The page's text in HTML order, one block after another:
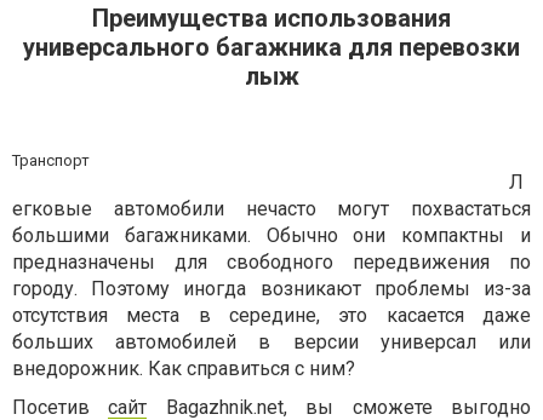
Преимущества использования
универсального багажника для перевозки
лыж
Транспорт
Л
егковые автомобили нечасто могут похвастаться
большими багажниками. Обычно они компактны и
предназначены для свободного передвижения по
городу. Поэтому иногда возникают проблемы из-за
отсутствия места в середине, это касается даже
больших автомобилей в версии универсал или
внедорожник. Как справиться с ним?
Посетивсайт Bagazhnik.net, вы сможете выгодно